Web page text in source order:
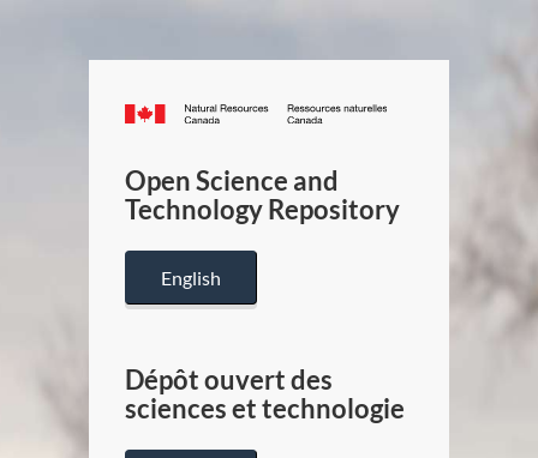
Canada.ca
/
Canada
Open Science and
Technology Repository
English
Dépôt ouvert des
sciences et technologie